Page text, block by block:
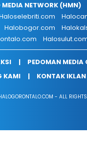
MEDIA NETWORK (HMN)
Halobogor.com
PEDOMAN MEDIA
KAMI
KONTAK IKLAN
- ALL RIGHTS